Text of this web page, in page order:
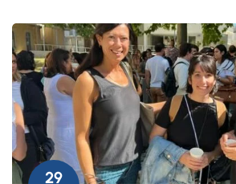
29